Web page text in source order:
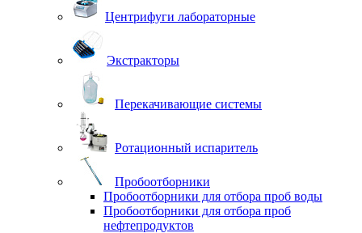
Центрифуги лабораторные
Экстракторы
Перекачивающие системы
Ротационный испаритель
Пробоотборники
Пробоотборники для отбора проб воды
Пробоотборники для отбора проб
нефтепродуктов